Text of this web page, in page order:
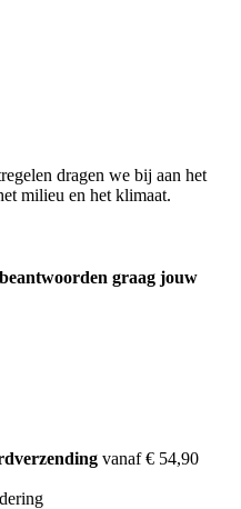
dragen we bij aan het
milieu en het klimaat.
graag jouw
vanaf € 54,90